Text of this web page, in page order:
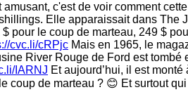
c'est de voir comment
Elle apparaissait dans
pour le coup de marteau, 249 $
cvc.li/cRPjc Mais en 1965, le
River Rouge de Ford est
IARNJ Et aujourd’hui, il est
coup de marteau ? 😊 Et surtout